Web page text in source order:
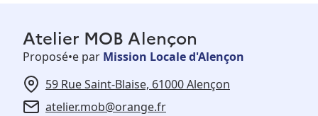
Atelier MOB Alençon
Proposé•e par Mission Locale d'Alençon
59 Rue Saint-Blaise, 61000 Alençon
atelier.mob@orange.fr